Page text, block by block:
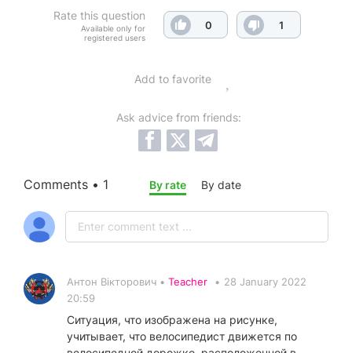
Rate this question
Available only for
registered users
0 1
Add to favorite
Ask advice from friends:
Comments • 1 By rate By date
Антон Вікторович • Teacher • 28 January 2022
20:59
Ситуация, что изображена на рисунке,
учитывает, что велосипедист движется по